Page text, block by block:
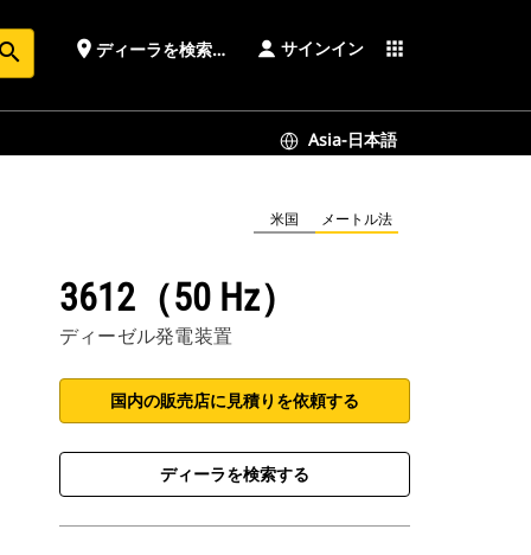
search place ディーラを検索する サインイン apps
Asia-日本語
米国 メートル法
3612（50 Hz）
ディーゼル発電装置
国内の販売店に見積りを依頼する
ディーラを検索する